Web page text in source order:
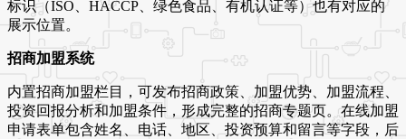
标识（ISO、HACCP、绿色食品、有机认证等）也有对应的
展示位置。
招商加盟系统
内置招商加盟栏目，可发布招商政策、加盟优势、加盟流程、
投资回报分析和加盟条件，形成完整的招商专题页。在线加盟
申请表单包含姓名、电话、地区、投资预算和留言等字段，后